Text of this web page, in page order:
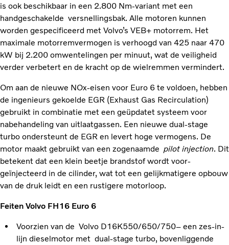
is ook beschikbaar in een 2.800 Nm-variant met een
handgeschakelde versnellingsbak. Alle motoren kunnen
worden gespecificeerd met Volvo’s VEB+ motorrem. Het
maximale motorremvermogen is verhoogd van 425 naar 470
kW bij 2.200 omwentelingen per minuut, wat de veiligheid
verder verbetert en de kracht op de wielremmen vermindert.
Om aan de nieuwe NOx-eisen voor Euro 6 te voldoen, hebben
de ingenieurs gekoelde EGR (Exhaust Gas Recirculation)
gebruikt in combinatie met een geüpdatet systeem voor
nabehandeling van uitlaatgassen. Een nieuwe dual-stage
turbo ondersteunt de EGR en levert hoge vermogens. De
motor maakt gebruikt van een zogenaamde pilot injection. Dit
betekent dat een klein beetje brandstof wordt voor-
geïnjecteerd in de cilinder, wat tot een gelijkmatigere opbouw
van de druk leidt en een rustigere motorloop.
Feiten Volvo FH16 Euro 6
Voorzien van de Volvo D16K550/650/750– een zes-in-
lijn dieselmotor met dual-stage turbo, bovenliggende